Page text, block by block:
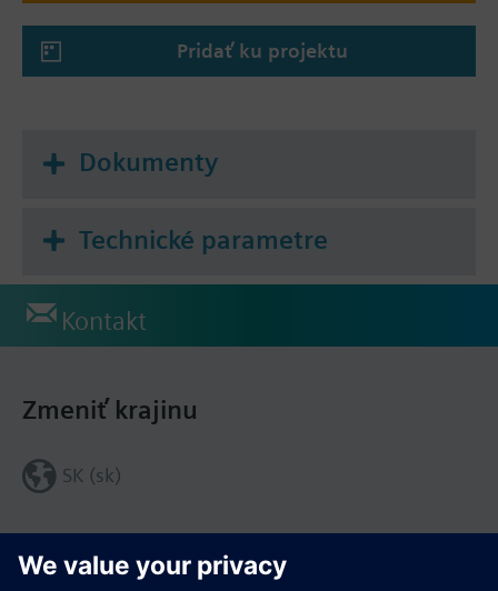
Pridať ku projektu
Dokumenty
Technické parametre
Kontakt
Zdieľať túto stránku:
Zmeniť krajinu
SK (sk)